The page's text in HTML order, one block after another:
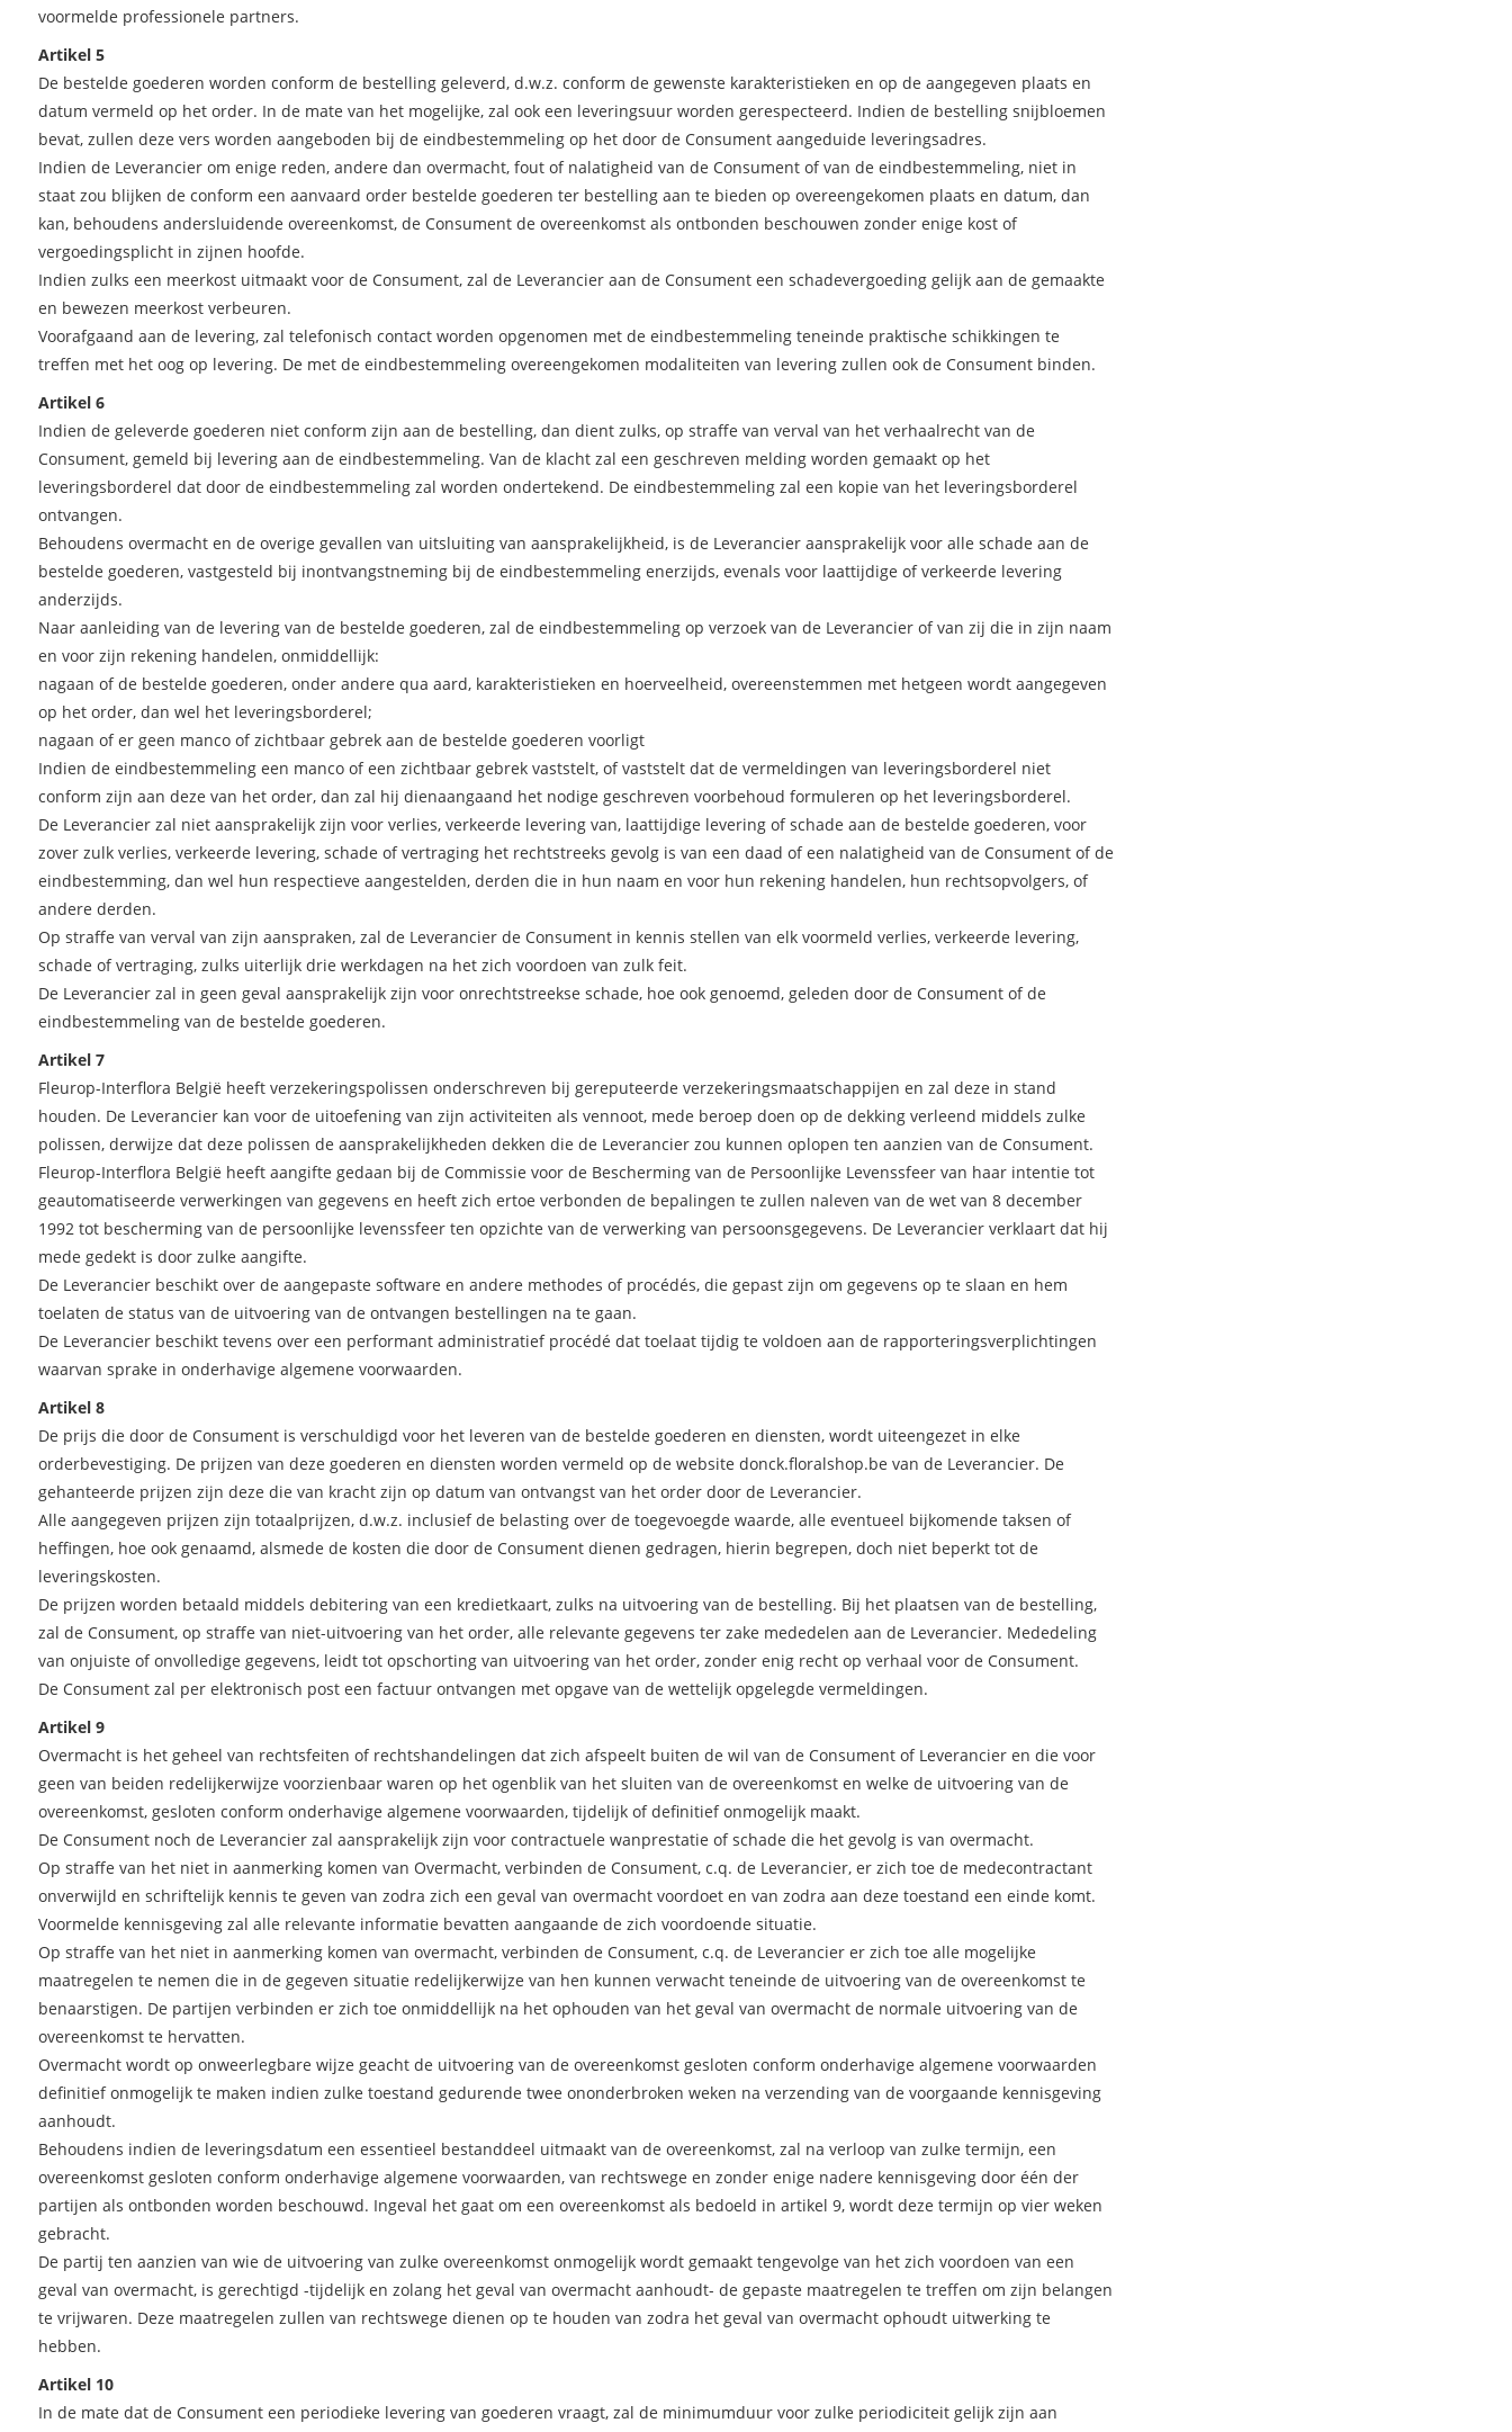
voormelde professionele partners.
Artikel 5
De bestelde goederen worden conform de bestelling geleverd, d.w.z. conform de gewenste karakteristieken en op de aangegeven plaats en
datum vermeld op het order. In de mate van het mogelijke, zal ook een leveringsuur worden gerespecteerd. Indien de bestelling snijbloemen
bevat, zullen deze vers worden aangeboden bij de eindbestemmeling op het door de Consument aangeduide leveringsadres.
Indien de Leverancier om enige reden, andere dan overmacht, fout of nalatigheid van de Consument of van de eindbestemmeling, niet in
staat zou blijken de conform een aanvaard order bestelde goederen ter bestelling aan te bieden op overeengekomen plaats en datum, dan
kan, behoudens andersluidende overeenkomst, de Consument de overeenkomst als ontbonden beschouwen zonder enige kost of
vergoedingsplicht in zijnen hoofde.
Indien zulks een meerkost uitmaakt voor de Consument, zal de Leverancier aan de Consument een schadevergoeding gelijk aan de gemaakte
en bewezen meerkost verbeuren.
Voorafgaand aan de levering, zal telefonisch contact worden opgenomen met de eindbestemmeling teneinde praktische schikkingen te
treffen met het oog op levering. De met de eindbestemmeling overeengekomen modaliteiten van levering zullen ook de Consument binden.
Artikel 6
Indien de geleverde goederen niet conform zijn aan de bestelling, dan dient zulks, op straffe van verval van het verhaalrecht van de
Consument, gemeld bij levering aan de eindbestemmeling. Van de klacht zal een geschreven melding worden gemaakt op het
leveringsborderel dat door de eindbestemmeling zal worden ondertekend. De eindbestemmeling zal een kopie van het leveringsborderel
ontvangen.
Behoudens overmacht en de overige gevallen van uitsluiting van aansprakelijkheid, is de Leverancier aansprakelijk voor alle schade aan de
bestelde goederen, vastgesteld bij inontvangstneming bij de eindbestemmeling enerzijds, evenals voor laattijdige of verkeerde levering
anderzijds.
Naar aanleiding van de levering van de bestelde goederen, zal de eindbestemmeling op verzoek van de Leverancier of van zij die in zijn naam
en voor zijn rekening handelen, onmiddellijk:
nagaan of de bestelde goederen, onder andere qua aard, karakteristieken en hoerveelheid, overeenstemmen met hetgeen wordt aangegeven
op het order, dan wel het leveringsborderel;
nagaan of er geen manco of zichtbaar gebrek aan de bestelde goederen voorligt
Indien de eindbestemmeling een manco of een zichtbaar gebrek vaststelt, of vaststelt dat de vermeldingen van leveringsborderel niet
conform zijn aan deze van het order, dan zal hij dienaangaand het nodige geschreven voorbehoud formuleren op het leveringsborderel.
De Leverancier zal niet aansprakelijk zijn voor verlies, verkeerde levering van, laattijdige levering of schade aan de bestelde goederen, voor
zover zulk verlies, verkeerde levering, schade of vertraging het rechtstreeks gevolg is van een daad of een nalatigheid van de Consument of de
eindbestemming, dan wel hun respectieve aangestelden, derden die in hun naam en voor hun rekening handelen, hun rechtsopvolgers, of
andere derden.
Op straffe van verval van zijn aanspraken, zal de Leverancier de Consument in kennis stellen van elk voormeld verlies, verkeerde levering,
schade of vertraging, zulks uiterlijk drie werkdagen na het zich voordoen van zulk feit.
De Leverancier zal in geen geval aansprakelijk zijn voor onrechtstreekse schade, hoe ook genoemd, geleden door de Consument of de
eindbestemmeling van de bestelde goederen.
Artikel 7
Fleurop-Interflora België heeft verzekeringspolissen onderschreven bij gereputeerde verzekeringsmaatschappijen en zal deze in stand
houden. De Leverancier kan voor de uitoefening van zijn activiteiten als vennoot, mede beroep doen op de dekking verleend middels zulke
polissen, derwijze dat deze polissen de aansprakelijkheden dekken die de Leverancier zou kunnen oplopen ten aanzien van de Consument.
Fleurop-Interflora België heeft aangifte gedaan bij de Commissie voor de Bescherming van de Persoonlijke Levenssfeer van haar intentie tot
geautomatiseerde verwerkingen van gegevens en heeft zich ertoe verbonden de bepalingen te zullen naleven van de wet van 8 december
1992 tot bescherming van de persoonlijke levenssfeer ten opzichte van de verwerking van persoonsgegevens. De Leverancier verklaart dat hij
mede gedekt is door zulke aangifte.
De Leverancier beschikt over de aangepaste software en andere methodes of procédés, die gepast zijn om gegevens op te slaan en hem
toelaten de status van de uitvoering van de ontvangen bestellingen na te gaan.
De Leverancier beschikt tevens over een performant administratief procédé dat toelaat tijdig te voldoen aan de rapporteringsverplichtingen
waarvan sprake in onderhavige algemene voorwaarden.
Artikel 8
De prijs die door de Consument is verschuldigd voor het leveren van de bestelde goederen en diensten, wordt uiteengezet in elke
orderbevestiging. De prijzen van deze goederen en diensten worden vermeld op de website donck.floralshop.be van de Leverancier. De
gehanteerde prijzen zijn deze die van kracht zijn op datum van ontvangst van het order door de Leverancier.
Alle aangegeven prijzen zijn totaalprijzen, d.w.z. inclusief de belasting over de toegevoegde waarde, alle eventueel bijkomende taksen of
heffingen, hoe ook genaamd, alsmede de kosten die door de Consument dienen gedragen, hierin begrepen, doch niet beperkt tot de
leveringskosten.
De prijzen worden betaald middels debitering van een kredietkaart, zulks na uitvoering van de bestelling. Bij het plaatsen van de bestelling,
zal de Consument, op straffe van niet-uitvoering van het order, alle relevante gegevens ter zake mededelen aan de Leverancier. Mededeling
van onjuiste of onvolledige gegevens, leidt tot opschorting van uitvoering van het order, zonder enig recht op verhaal voor de Consument.
De Consument zal per elektronisch post een factuur ontvangen met opgave van de wettelijk opgelegde vermeldingen.
Artikel 9
Overmacht is het geheel van rechtsfeiten of rechtshandelingen dat zich afspeelt buiten de wil van de Consument of Leverancier en die voor
geen van beiden redelijkerwijze voorzienbaar waren op het ogenblik van het sluiten van de overeenkomst en welke de uitvoering van de
overeenkomst, gesloten conform onderhavige algemene voorwaarden, tijdelijk of definitief onmogelijk maakt.
De Consument noch de Leverancier zal aansprakelijk zijn voor contractuele wanprestatie of schade die het gevolg is van overmacht.
Op straffe van het niet in aanmerking komen van Overmacht, verbinden de Consument, c.q. de Leverancier, er zich toe de medecontractant
onverwijld en schriftelijk kennis te geven van zodra zich een geval van overmacht voordoet en van zodra aan deze toestand een einde komt.
Voormelde kennisgeving zal alle relevante informatie bevatten aangaande de zich voordoende situatie.
Op straffe van het niet in aanmerking komen van overmacht, verbinden de Consument, c.q. de Leverancier er zich toe alle mogelijke
maatregelen te nemen die in de gegeven situatie redelijkerwijze van hen kunnen verwacht teneinde de uitvoering van de overeenkomst te
benaarstigen. De partijen verbinden er zich toe onmiddellijk na het ophouden van het geval van overmacht de normale uitvoering van de
overeenkomst te hervatten.
Overmacht wordt op onweerlegbare wijze geacht de uitvoering van de overeenkomst gesloten conform onderhavige algemene voorwaarden
definitief onmogelijk te maken indien zulke toestand gedurende twee ononderbroken weken na verzending van de voorgaande kennisgeving
aanhoudt.
Behoudens indien de leveringsdatum een essentieel bestanddeel uitmaakt van de overeenkomst, zal na verloop van zulke termijn, een
overeenkomst gesloten conform onderhavige algemene voorwaarden, van rechtswege en zonder enige nadere kennisgeving door één der
partijen als ontbonden worden beschouwd. Ingeval het gaat om een overeenkomst als bedoeld in artikel 9, wordt deze termijn op vier weken
gebracht.
De partij ten aanzien van wie de uitvoering van zulke overeenkomst onmogelijk wordt gemaakt tengevolge van het zich voordoen van een
geval van overmacht, is gerechtigd -tijdelijk en zolang het geval van overmacht aanhoudt- de gepaste maatregelen te treffen om zijn belangen
te vrijwaren. Deze maatregelen zullen van rechtswege dienen op te houden van zodra het geval van overmacht ophoudt uitwerking te
hebben.
Artikel 10
In de mate dat de Consument een periodieke levering van goederen vraagt, zal de minimumduur voor zulke periodiciteit gelijk zijn aan